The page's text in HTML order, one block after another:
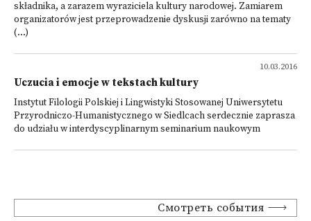
składnika, a zarazem wyraziciela kultury narodowej. Zamiarem
organizatorów jest przeprowadzenie dyskusji zarówno na tematy
(...)
10.03.2016
Uczucia i emocje w tekstach kultury
Instytut Filologii Polskiej i Lingwistyki Stosowanej Uniwersytetu
Przyrodniczo-Humanistycznego w Siedlcach serdecznie zaprasza
do udziału w interdyscyplinarnym seminarium naukowym
Смотреть события